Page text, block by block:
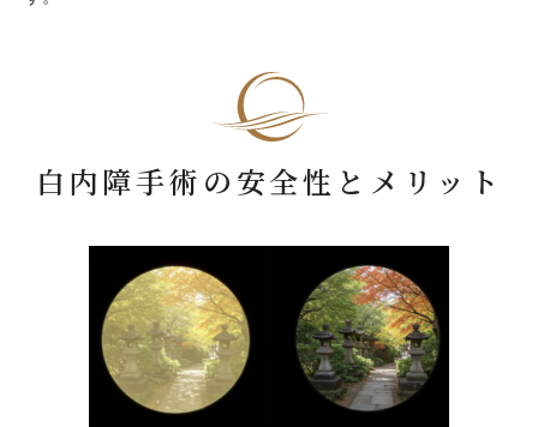
白内障手術の安全性とメリット